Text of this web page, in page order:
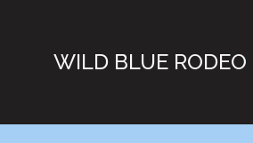
WILD BLUE RODEO